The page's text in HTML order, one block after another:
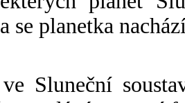
se planetka
Sluneční